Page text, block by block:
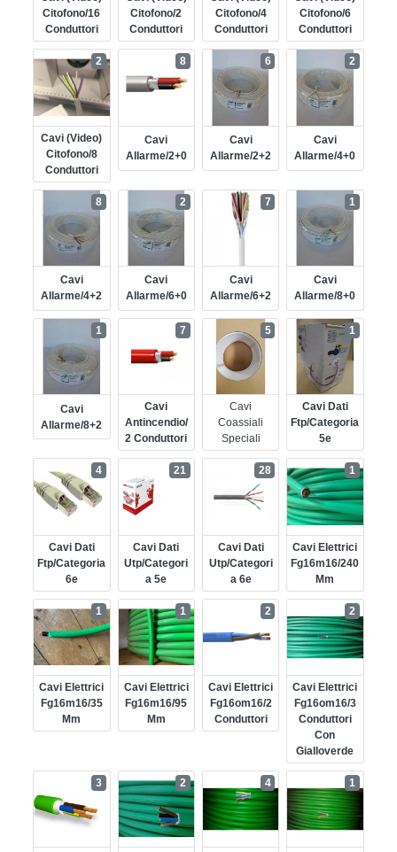
Citofono/16
Conduttori
Citofono/2
Conduttori
Citofono/4
Conduttori
Citofono/6
Conduttori
Cavi (video)
Citofono/8
Conduttori
2
Cavi
Allarme/2+0
8
Cavi
Allarme/2+2
6
Cavi
Allarme/4+0
2
Cavi
Allarme/4+2
8
Cavi
Allarme/6+0
2
Cavi
Allarme/6+2
7
Cavi
Allarme/8+0
1
Cavi
Allarme/8+2
1
Cavi
Antincendio/
2 Conduttori
7
Cavi
Coassiali
Speciali
5
Cavi Dati
Ftp/categoria
5e
1
Cavi Dati
Ftp/categoria
6e
4
Cavi Dati
Utp/categori
A 5e
21
Cavi Dati
Utp/categori
A 6e
28
Cavi Elettrici
Fg16m16/240
Mm
1
Cavi Elettrici
Fg16m16/35
Mm
1
Cavi Elettrici
Fg16m16/95
Mm
1
Cavi Elettrici
Fg16om16/2
Conduttori
2
Cavi Elettrici
Fg16om16/3
Conduttori
Con
Gialloverde
2
3 2 4 1